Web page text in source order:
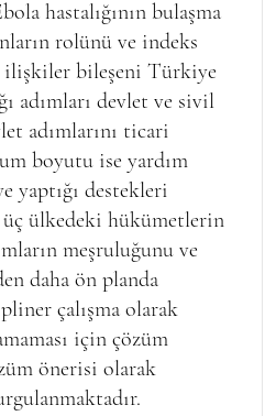
hastalığının bulaşma
rolünü ve indeks
ilişkiler bileşeni Türkiye
adımları devlet ve sivil
adımlarını ticari
boyutu ise yardım
yaptığı destekleri
ülkedeki hükümetlerin
meşruluğunu ve
daha ön planda
çalışma olarak
için çözüm
önerisi olarak